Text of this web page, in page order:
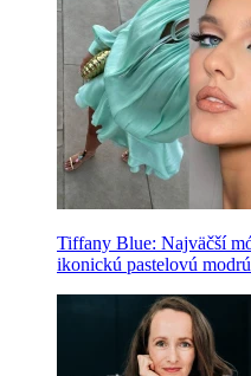
Tiffany Blue: Najväčší
ikonickú pastelovú